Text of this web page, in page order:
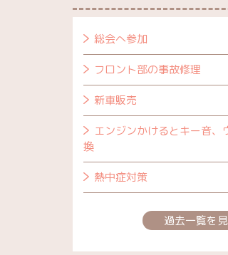
総会へ参加
フロント部の事故修理
新車販売
エンジンかけるとキー音、
換
熱中症対策
過去一覧を